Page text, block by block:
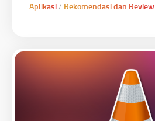
Aplikasi/ Rekomendasi dan Review